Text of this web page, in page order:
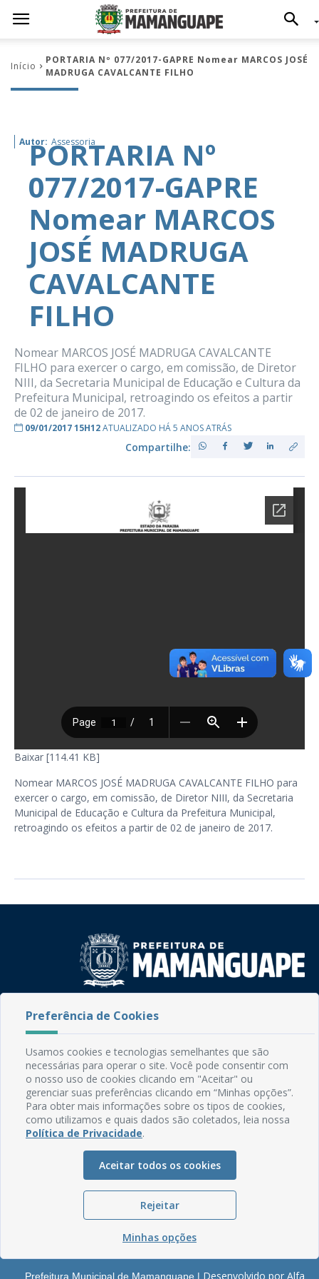
Início
PORTARIA Nº 077/2017-GAPRE Nomear MARCOS JOSÉ
MADRUGA CAVALCANTE FILHO
Autor: Assessoria
PORTARIA Nº
077/2017-GAPRE
Nomear MARCOS
JOSÉ MADRUGA
CAVALCANTE
FILHO
Nomear MARCOS JOSÉ MADRUGA CAVALCANTE
FILHO para exercer o cargo, em comissão, de Diretor
NIII, da Secretaria Municipal de Educação e Cultura da
Prefeitura Municipal, retroagindo os efeitos a partir
de 02 de janeiro de 2017.
09/01/2017 15H12ATUALIZADO HÁ 5 ANOS ATRÁS
Compartilhe:
Baixar [114.41 KB]
Nomear MARCOS JOSÉ MADRUGA CAVALCANTE FILHO para
exercer o cargo, em comissão, de Diretor NIII, da Secretaria
Municipal de Educação e Cultura da Prefeitura Municipal,
retroagindo os efeitos a partir de 02 de janeiro de 2017.
Rua do Imperador, 78, Centro
Email: comunicacao@mamanguape.pb.gov.br
Expediente: Segunda à Sexta, das 08h às 13h
Mapa do Site
Perguntas frequentes
Glossário
Ouvidoria
Serviços Internos
Política de Privacidade
Prefeitura Municipal de Mamanguape | Desenvolvido por Alfa
Preferência de Cookies
Usamos cookies e tecnologias semelhantes que são
necessárias para operar o site. Você pode consentir com
o nosso uso de cookies clicando em "Aceitar" ou
gerenciar suas preferências clicando em “Minhas opções”.
Para obter mais informações sobre os tipos de cookies,
como utilizamos e quais dados são coletados, leia nossa
Política de Privacidade.
Aceitar todos os cookies
Rejeitar
Minhas opções